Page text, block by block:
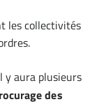
les collectivités
y aura plusieurs
des